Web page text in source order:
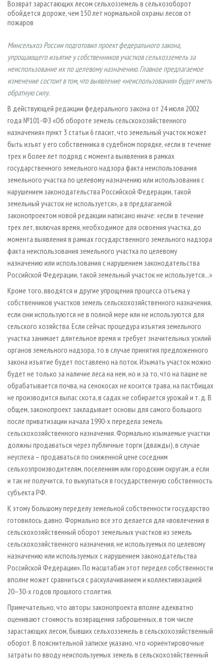
СУШКА ДРЕВЕСИНЫ
ПРОИЗВОДСТВО ДРЕВЕСНЫХ ПЛИТ
ПРОИЗВОДСТВО МЕБЕЛИ
БИОЭНЕРГЕТИКА
ЦБП
ИНСТРУМЕНТ И МАТЕРИАЛЫ
ПЕРСОНЫ
МОБИЛЬНЫЕ ВЫСТАВКИ
ОФИЦИАЛЬНЫЕ ДЕЛЕГАЦИИ
ПРИОРИТЕТНЫЕ ИНВЕСТПРОЕКТЫ
RUSSIAN FORESTRY REVIEW
ГАЗЕТА ЛЕСПРОМФОРУМ
БИБЛИОТЕКА СПЕЦИАЛИСТА
КОНТАКТЫ
РЕКЛАМА
РЕКЛАМА НА САЙТЕ
Возврат зарастающих лесом сельхозземель в сельхозоборот
обойдется дороже, чем 150 лет нормальной охраны лесов от
пожаров
Минсельхоз России подготовил проект федерального закона,
упрощающего изъятие у собственников участков сельхозземель за
неиспользование их по целевому назначению. Главное предлагаемое
изменение состоит в том, что выявление «неиспользования» будет иметь
обратную силу.
В действующей редакции федерального закона от 24 июля 2002
года №101-ФЗ «Об обороте земель сельскохозяйственного
назначения» пункт 3 статьи 6 гласит, что земельный участок может
быть изъят у его собственника в судебном порядке, «если в течение
трех и более лет подряд с момента выявления в рамках
государственного земельного надзора факта неиспользования
земельного участка по целевому назначению или использования с
нарушением законодательства Российской Федерации, такой
земельный участок не используется», а в предлагаемой
законопроектом новой редакции написано иначе: «если в течение
трех лет, включая время, необходимое для освоения участка, до
момента выявления в рамках государственного земельного надзора
факта неиспользования земельного участка по целевому
назначению или использования с нарушением законодательства
Российской Федерации, такой земельный участок не используется...»
Кроме того, вводятся и другие упрощения процесса отъема у
собственников участков земель сельскохозяйственного назначения,
если они используются не в полной мере или не используются для
сельского хозяйства. Если сейчас процедура изъятия земельного
участка занимает длительное время и требует значительных усилий
органов земельного надзора, то в случае принятия предложенного
закона изъятие будет поставлено на поток. Изымать участок можно
будет не только за наличие леса на нем, но и за то, что на пашне не
обрабатывается почва, на сенокосах не косится трава, на пастбищах
не производится выпас скота, в садах не собирается урожай и т. д. В
общем, законопроект закладывает основы для самого большого
после приватизации начала 1990-х передела земель
сельскохозяйственного назначения. Формально изымаемые участки
должны продаваться через публичные торги (дважды), в случае
неуспеха – продаваться по сниженной цене соседним
сельхозпроизводителям, поселениям или городским округам, а если
и так не получится, то выкупаться в государственную собственность
субъекта РФ.
К этому большому переделу земельной собственности государство
готовилось давно. Формально все это делается для «вовлечения в
сельскохозяйственный оборот земельных участков из земель
сельскохозяйственного назначения, не используемых по целевому
назначению или используемых с нарушением законодательства
Российской Федерации». По масштабам этот передел собственности
вполне может сравниться с раскулачиванием и коллективизацией
20–30-х годов прошлого столетия.
Примечательно, что авторы законопроекта вполне адекватно
оценивают стоимость возвращения заброшенных, в том числе
зарастающих лесом, бывших сельхозземель в сельскохозяйственный
оборот. В пояснительной записке указано, что «ориентировочные
затраты по вводу неиспользуемых земель в сельскохозяйственный